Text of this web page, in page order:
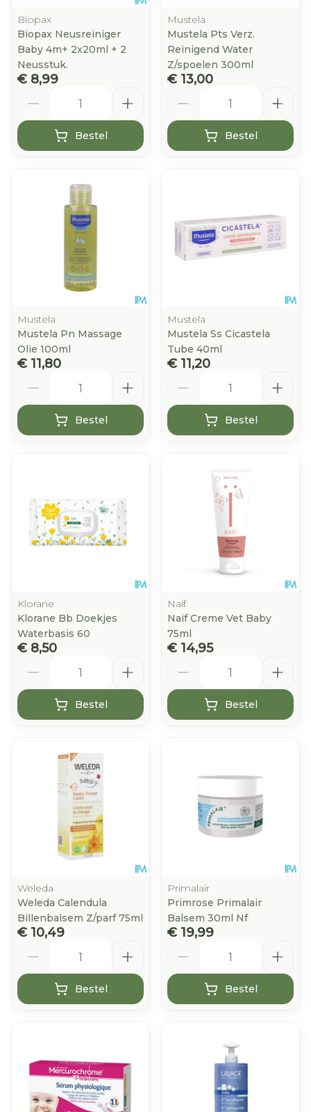
Biopax
Biopax Neusreiniger
Baby 4m+ 2x20ml + 2
Neusstuk.
€ 8,99
Bestel
Mustela
Mustela Pts Verz.
Reinigend Water
Z/spoelen 300ml
€ 13,00
Bestel
Mustela
Mustela Pn Massage
Olie 100ml
€ 11,80
Bestel
Mustela
Mustela Ss Cicastela
Tube 40ml
€ 11,20
Bestel
Klorane
Klorane Bb Doekjes
Waterbasis 60
€ 8,50
Bestel
Naif
Naif Creme Vet Baby
75ml
€ 14,95
Bestel
Weleda
Weleda Calendula
Billenbalsem Z/parf 75ml
€ 10,49
Bestel
Primalair
Primrose Primalair
Balsem 30ml Nf
€ 19,99
Bestel